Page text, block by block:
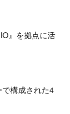
』を拠点に活
構成された4